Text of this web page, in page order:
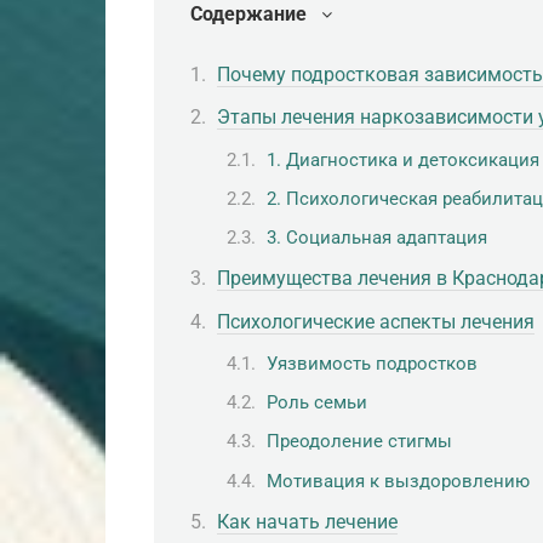
Содержание
Почему подростковая
Этапы лечения наркозависимости
1. Диагностика и детоксикация
2. Психологическая
3. Социальная адаптация
Преимущества лечения в
Психологические аспекты лечения
Уязвимость подростков
Роль семьи
Преодоление стигмы
Мотивация к выздоровлению
Как начать лечение